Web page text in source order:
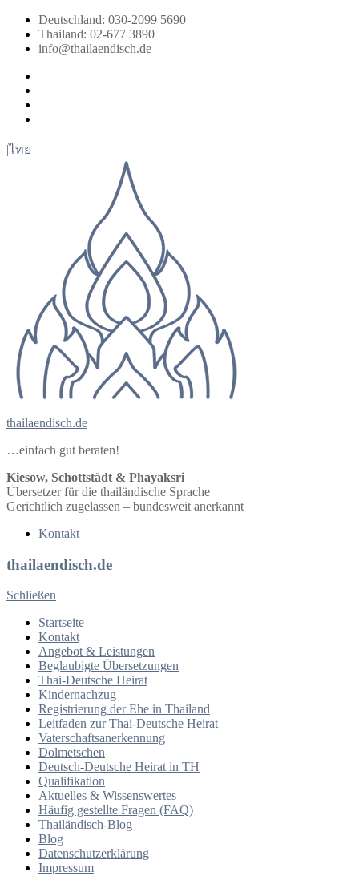
Zum
Inhalt
springen
Deutschland: 030-2099 5690
Thailand: 02-677 3890
info@thailaendisch.de
|ไทย
thailaendisch.de
…einfach gut beraten!
Kiesow, Schottstädt & Phayaksri
Übersetzer für die thailändische Sprache
Gerichtlich zugelassen – bundesweit anerkannt
Kontakt
thailaendisch.de
Schließen
Startseite
Kontakt
Angebot & Leistungen
Beglaubigte Übersetzungen
Thai-Deutsche Heirat
Kindernachzug
Registrierung der Ehe in Thailand
Leitfaden zur Thai-Deutsche Heirat
Vaterschaftsanerkennung
Dolmetschen
Deutsch-Deutsche Heirat in TH
Qualifikation
Aktuelles & Wissenswertes
Häufig gestellte Fragen (FAQ)
Thailändisch-Blog
Blog
Datenschutzerklärung
Impressum